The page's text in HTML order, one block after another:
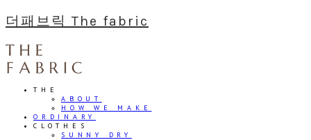
더패브릭 The fabric
THE
ABOUT
HOW WE MAKE
ORDINARY
CLOTHES
SUNNY DRY